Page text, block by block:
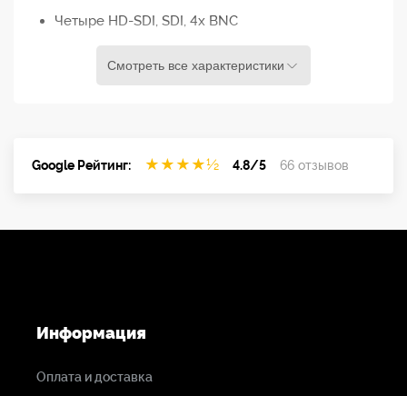
Четыре HD-SDI, SDI, 4x BNC
Более 15 дБ для режима 270 Мбит/сек (вход и
Питание
Размеры
Смотреть все характеристики
Google Рейтинг: ★ ★ ★ ★½ 4.8/5 66 отзывов
Информация
Оплата и доставка